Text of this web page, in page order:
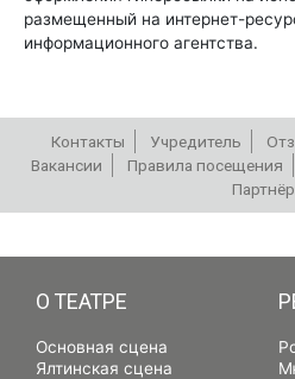
размещенный на интернет-
информационного агентства.
Контакты Учредитель
Вакансии
Правила посещения
О ТЕАТРЕ
Основная сцена
Ялтинская сцена